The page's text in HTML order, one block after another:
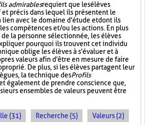
admirablesrequiert que les élèves
précis dans lequel ils présentent le
avec le domaine d'étude et dont ils
compétences et/ou les actions. En plus
la personne sélectionnée, les élèves
pourquoi ils trouvent cet individu
oblige les élèves à s'évaluer et à
valeurs afin d'être en mesure de faire
De plus, si les élèves partagent leur
la technique desProfils
également de prendre conscience que,
ensembles de valeurs peuvent être
(31) Recherche (5) Valeurs (2)